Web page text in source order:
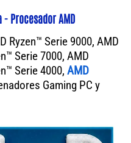
Procesador AMD
Ryzen™ Serie 9000, AMD
Serie 7000, AMD
Serie 4000, AMD
Gaming PC y